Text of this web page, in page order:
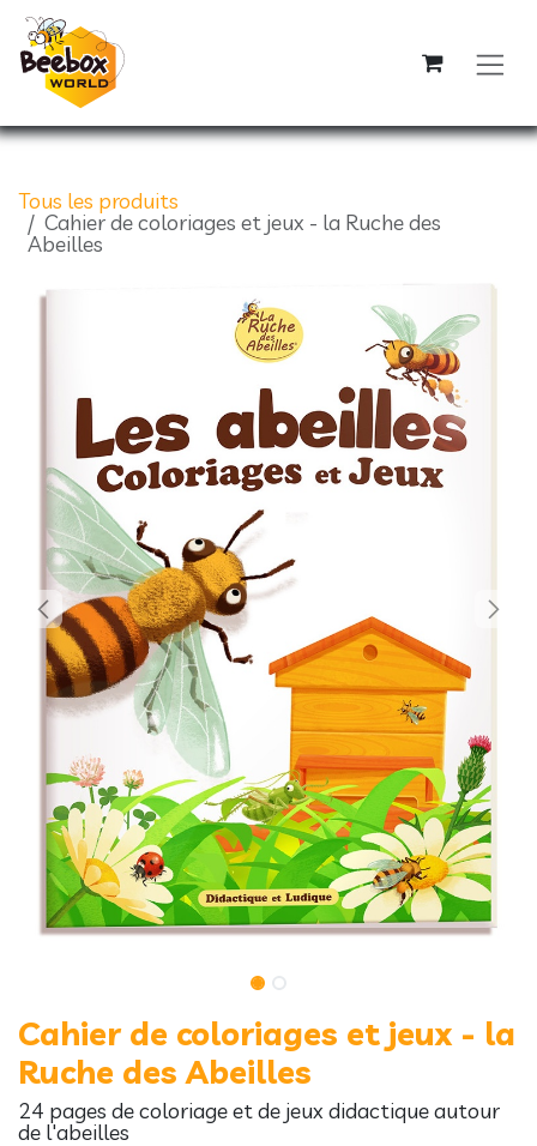
Se rendre au contenu
Tous les produits
Cahier de coloriages et jeux - la Ruche des
Abeilles
Cahier de coloriages et jeux - la
Ruche des Abeilles
24 pages de coloriage et de jeux didactique autour
de l'abeilles